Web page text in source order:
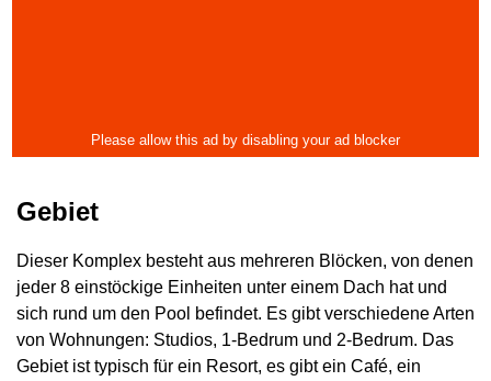
Gebiet
Dieser Komplex besteht aus mehreren Blöcken, von denen
jeder 8 einstöckige Einheiten unter einem Dach hat und
sich rund um den Pool befindet. Es gibt verschiedene Arten
von Wohnungen: Studios, 1-Bedrum und 2-Bedrum. Das
Gebiet ist typisch für ein Resort, es gibt ein Café, ein